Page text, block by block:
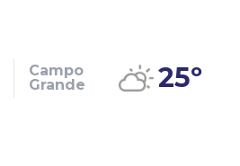
Campo
Grande
25º